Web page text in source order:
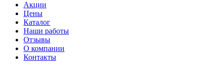
Акции
Цены
Каталог
Наши работы
Отзывы
О компании
Контакты